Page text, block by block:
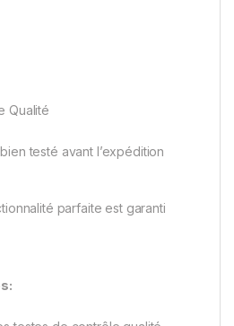
Qualité
testé avant l’expédition
parfaite est garanti